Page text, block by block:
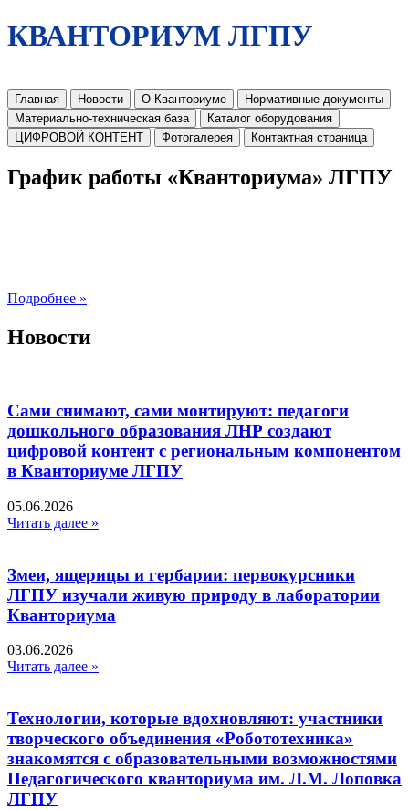
КВАНТОРИУМ ЛГПУ
Главная Новости О Кванториуме
Нормативные документы
Материально-техническая база
Каталог оборудования
ЦИФРОВОЙ КОНТЕНТ
Фотогалерея Контактная страница
График работы «Кванториума» ЛГПУ
Подробнее »
Новости
Сами снимают, сами монтируют: педагоги
дошкольного образования ЛНР создают
цифровой контент с региональным компонентом
в Кванториуме ЛГПУ​
05.06.2026
Читать далее »
Змеи, ящерицы и гербарии: первокурсники
ЛГПУ изучали живую природу в лаборатории
Кванториума
03.06.2026
Читать далее »
Технологии, которые вдохновляют: участники
творческого объединения «Робототехника»
знакомятся с образовательными возможностями
Педагогического кванториума им. Л.М. Лоповка
ЛГПУ